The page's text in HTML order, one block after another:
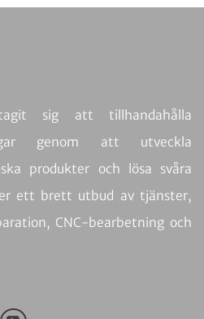
sig att tillhandahålla
genom att utveckla
produkter och lösa svåra
ett brett utbud av tjänster,
CNC-bearbetning och